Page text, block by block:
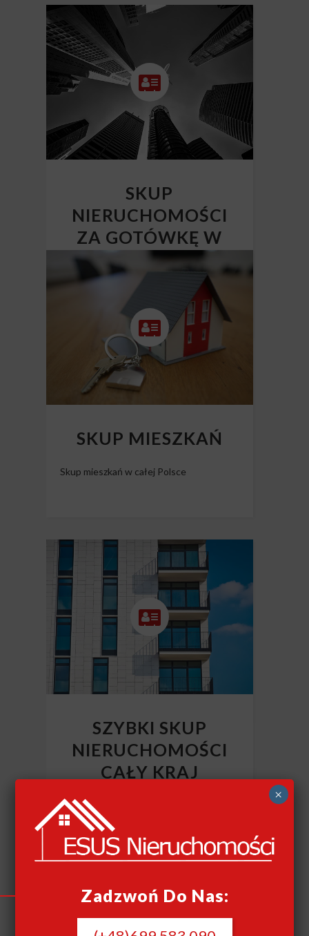
SKUP
NIERUCHOMOŚCI
ZA GOTÓWKĘ W
CAŁEJ POLSCE
Skup nieruchomości Polska
SKUP MIESZKAŃ
Skup mieszkań w całej Polsce
SZYBKI SKUP
NIERUCHOMOŚCI
CAŁY KRAJ
Szybki skup nieruchomości
Zadzwoń Do Nas:
×